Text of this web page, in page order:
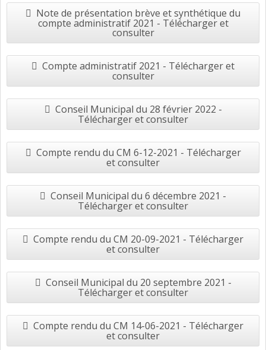
Note de présentation brève et synthétique du
compte administratif 2021 - Télécharger et
consulter
Compte administratif 2021 - Télécharger et
consulter
Conseil Municipal du 28 février 2022 -
Télécharger et consulter
Compte rendu du CM 6-12-2021 - Télécharger
et consulter
Conseil Municipal du 6 décembre 2021 -
Télécharger et consulter
Compte rendu du CM 20-09-2021 - Télécharger
et consulter
Conseil Municipal du 20 septembre 2021 -
Télécharger et consulter
Compte rendu du CM 14-06-2021 - Télécharger
et consulter